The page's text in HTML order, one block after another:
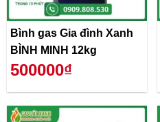
Bình gas Gia đình Xanh
BÌNH MINH 12kg
500000₫